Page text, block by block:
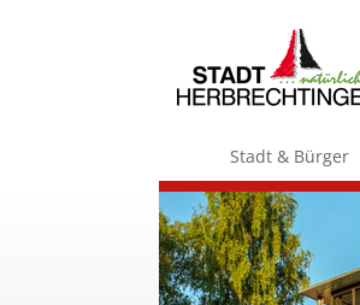
Stadt & Bürger